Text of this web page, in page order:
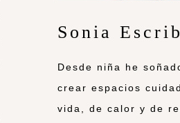
Sonia
Desde niña he
crear espacios
vida, de calor y de